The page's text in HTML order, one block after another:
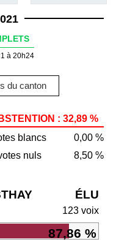
à 20h24
du canton
: 32,89 %
blancs
0,00 %
nuls
8,50 %
ÉLU
123 voix
87,86 %